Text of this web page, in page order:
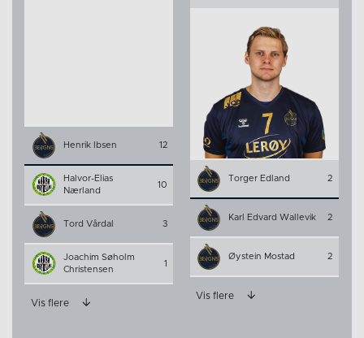
Henrik Ibsen 12
Halvor-Elias
Nærland
10
Tord Vårdal 3
Joachim Søholm
Christensen
1
Vis flere
Torger Edland 2
Karl Edvard Wallevik 2
Øystein Mostad 2
Vis flere